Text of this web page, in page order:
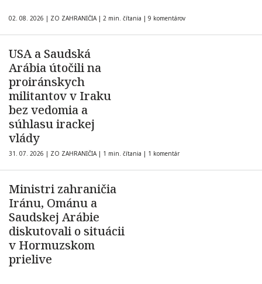
02. 08. 2026 | ZO ZAHRANIČIA | 2 min. čítania | 9 komentárov
USA a Saudská
Arábia útočili na
proiránskych
militantov v Iraku
bez vedomia a
súhlasu irackej
vlády
31. 07. 2026 | ZO ZAHRANIČIA | 1 min. čítania | 1 komentár
Ministri zahraničia
Iránu, Ománu a
Saudskej Arábie
diskutovali o situácii
v Hormuzskom
prielive